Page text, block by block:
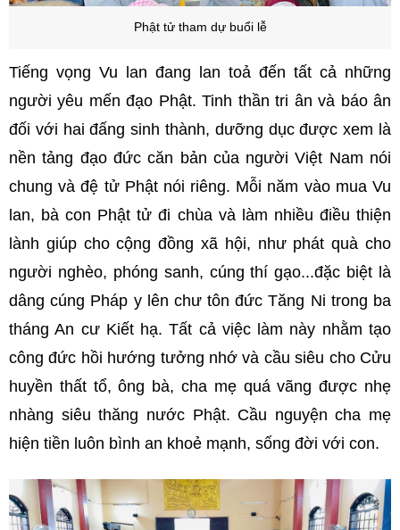
Phật tử tham dự buổi lễ
Tiếng vọng Vu lan đang lan toả đến tất cả những
người yêu mến đạo Phật. Tinh thần tri ân và báo ân
đối với hai đấng sinh thành, dưỡng dục được xem là
nền tảng đạo đức căn bản của người Việt Nam nói
chung và đệ tử Phật nói riêng. Mỗi năm vào mua Vu
lan, bà con Phật tử đi chùa và làm nhiều điều thiện
lành giúp cho cộng đồng xã hội, như phát quà cho
người nghèo, phóng sanh, cúng thí gạo...đặc biệt là
dâng cúng Pháp y lên chư tôn đức Tăng Ni trong ba
tháng An cư Kiết hạ. Tất cả việc làm này nhằm tạo
công đức hồi hướng tưởng nhớ và cầu siêu cho Cửu
huyền thất tổ, ông bà, cha mẹ quá vãng được nhẹ
nhàng siêu thăng nước Phật. Cầu nguyện cha mẹ
hiện tiền luôn bình an khoẻ mạnh, sống đời với con.